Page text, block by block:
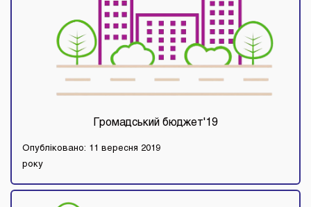
Громадський бюджет'19
Опубліковано: 11 вересня 2019
року